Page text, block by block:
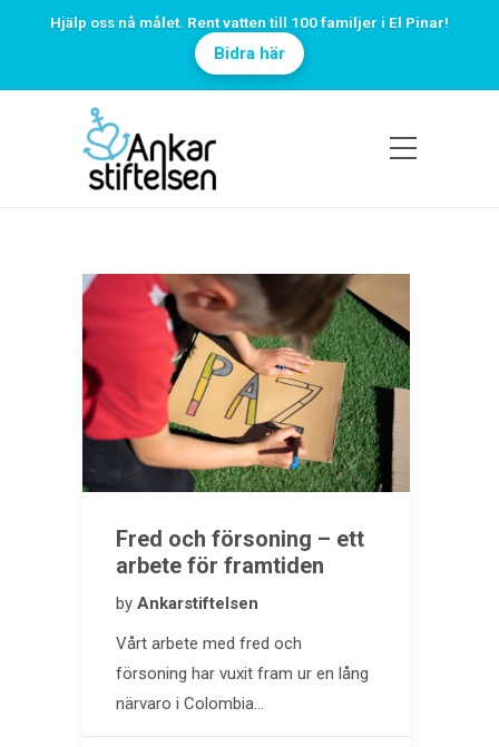
Hjälp oss nå målet. Rent vatten till 100 familjer i El Pinar!
Bidra här
Fred och försoning – ett
arbete för framtiden
by Ankarstiftelsen
Vårt arbete med fred och
försoning har vuxit fram ur en lång
närvaro i Colombia…